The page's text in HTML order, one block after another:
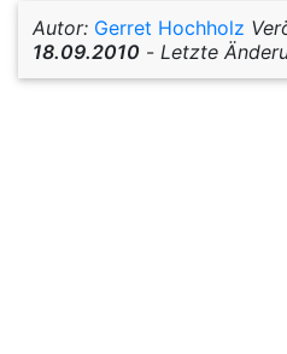
Autor: Gerret Hochholz
18.09.2010 - Letzte